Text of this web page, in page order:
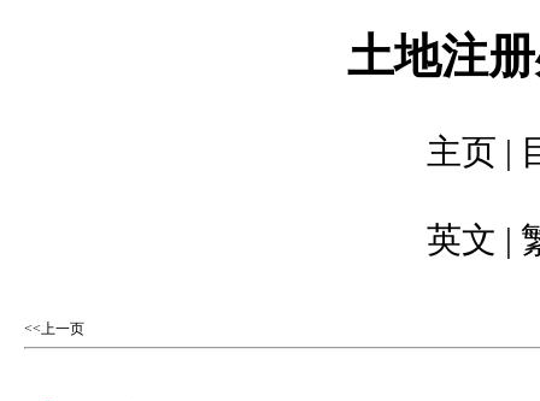
土地注
主页 |
英文 |
<<上一页